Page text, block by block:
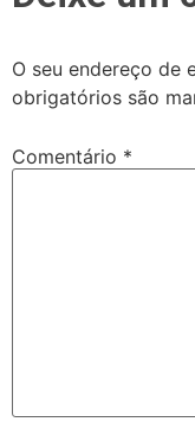
O seu endereço de
obrigatórios são
Comentário *